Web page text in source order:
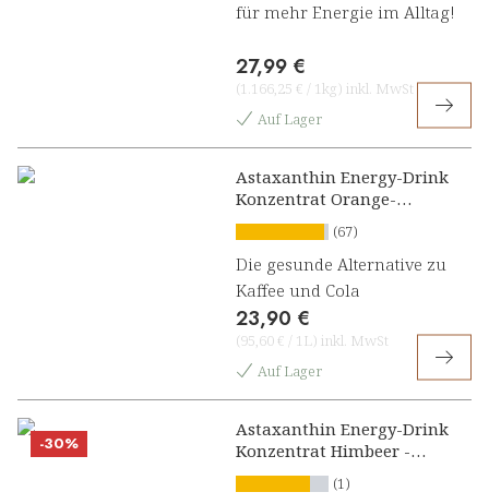
für mehr Energie im Alltag!
27,99 €
(1.166,25 € / 1kg) inkl. MwSt
Auf Lager
Astaxanthin Energy-Drink
Konzentrat Orange-
Grapefruit
(67)
Die gesunde Alternative zu
Kaffee und Cola
23,90 €
(95,60 € / 1L) inkl. MwSt
Auf Lager
-30%
Astaxanthin Energy-Drink
Konzentrat Himbeer -
Limette
(1)